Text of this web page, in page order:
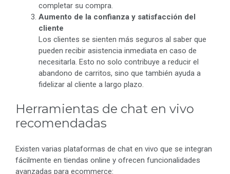
completar su compra.
Aumento de la confianza y satisfacción del
cliente
Los clientes se sienten más seguros al saber que
pueden recibir asistencia inmediata en caso de
necesitarla. Esto no solo contribuye a reducir el
abandono de carritos, sino que también ayuda a
fidelizar al cliente a largo plazo.
Herramientas de chat en vivo
recomendadas
Existen varias plataformas de chat en vivo que se integran
fácilmente en tiendas online y ofrecen funcionalidades
avanzadas para ecommerce: